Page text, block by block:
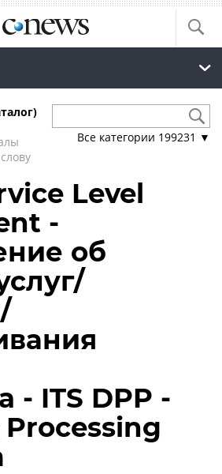
Все категории 199231 ▼
Level
-
об
- ITS DPP -
Processing